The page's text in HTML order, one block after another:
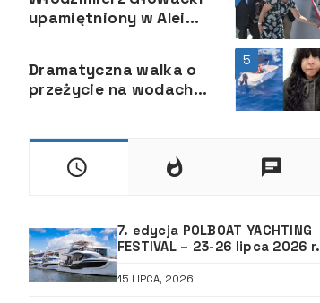
upamiętniony w Alei
5
Dramatyczna walka o
przeżycie na wodach
7. edycja POLBOAT YACHTING
FESTIVAL – 23-26 lipca 2026 r.
15 LIPCA, 2026